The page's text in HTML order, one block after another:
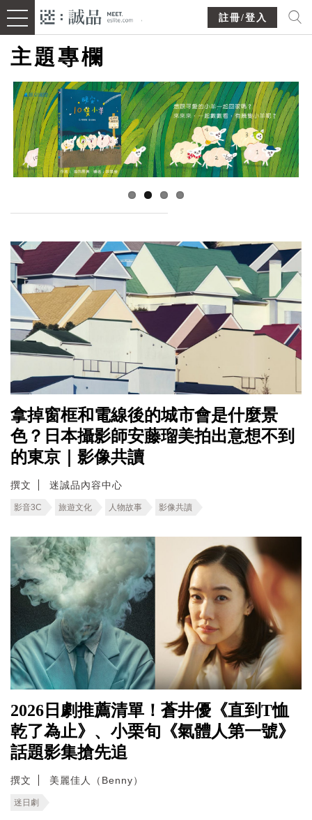
註冊/登入
主題專欄
拿掉窗框和電線後的城市會是什麼景
色？日本攝影師安藤瑠美拍出意想不到
的東京｜影像共讀
撰文 迷誠品內容中心
影音3C 旅遊文化 人物故事 影像共讀
2026日劇推薦清單！蒼井優《直到T恤
乾了為止》、小栗旬《氣體人第一號》
話題影集搶先追
撰文 美麗佳人（Benny）
迷日劇